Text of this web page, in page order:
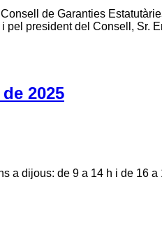
de Garanties
president del Consell, Sr.
2025
a dijous: de 9 a 14 h i de 16